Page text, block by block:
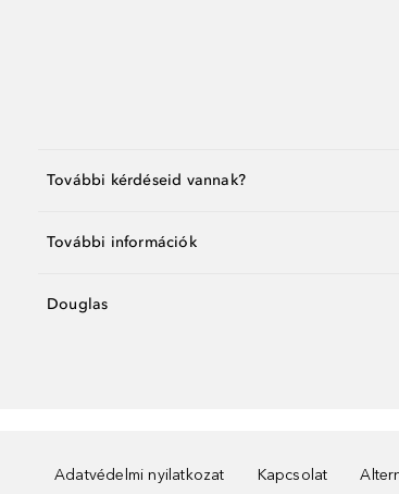
További kérdéseid vannak?
További információk
Douglas
Adatvédelmi nyilatkozat Kapcsolat